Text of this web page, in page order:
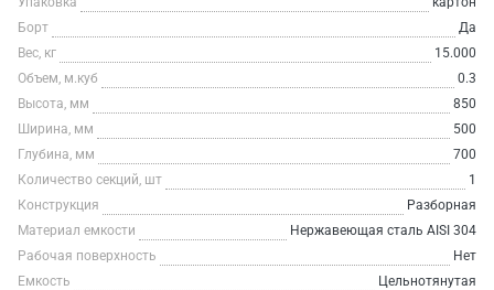
Борт
Да
Вес, кг
15.000
Объем, м.куб
0.3
Высота, мм
850
Ширина, мм
500
Глубина, мм
700
Количество секций, шт
1
Конструкция
Разборная
Материал емкости
Нержавеющая сталь AISI 304
Рабочая поверхность
Нет
Емкость
Цельнотянутая